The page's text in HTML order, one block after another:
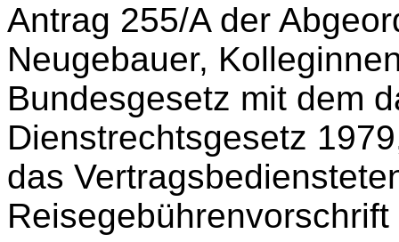
Antrag 255/A der
Neugebauer,
Bundesgesetz mit dem
Dienstrechtsgesetz
das